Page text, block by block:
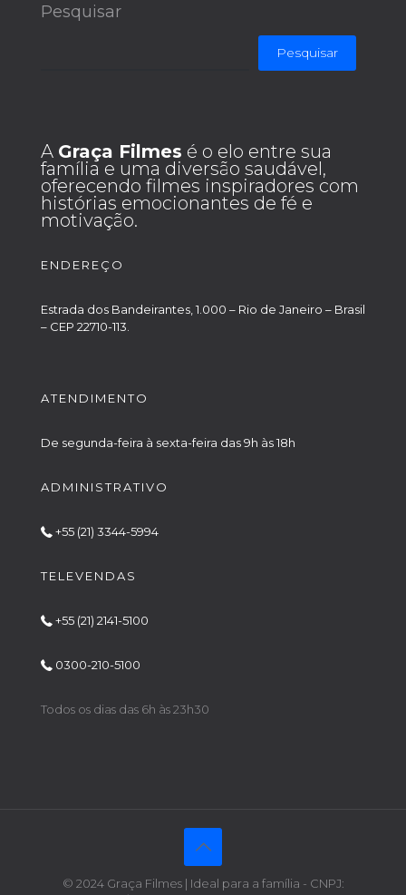
Pesquisar
Pesquisar
A Graça Filmes é o elo entre sua
família e uma diversão saudável,
oferecendo filmes inspiradores com
histórias emocionantes de fé e
motivação.
ENDEREÇO
Estrada dos Bandeirantes, 1.000 – Rio de Janeiro – Brasil
– CEP 22710-113.
ATENDIMENTO
De segunda-feira à sexta-feira das 9h às 18h
ADMINISTRATIVO
+55 (21) 3344-5994
TELEVENDAS
+55 (21) 2141-5100
0300-210-5100
Todos os dias das 6h às 23h30
© 2024 Graça Filmes | Ideal para a família - CNPJ: